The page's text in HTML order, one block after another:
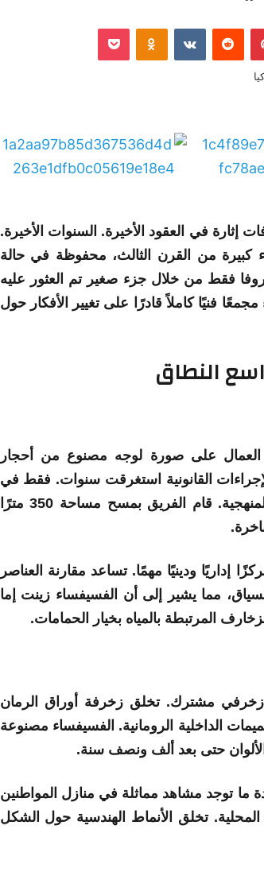
بينتيريست ‏VKontakte
إثارة في العقود الأخيرة. السنوات الأخيرة.
كبيرة من
القرن الثالث، محفوظة في حالة
فقط من خلال جزء صغير تم العثور عليه
فنيًا كاملاً قادرًا على تغيير الأفكار حول
النطاق
صورة لوجه مصنوع من أحجار
القانونية استغرقت سنوات. فقط في
عام 2024 تمكن متحف إزنيق من بدء أعمال التنقيب المنهجية. قام الفريق بمسح مساحة 350 مترًا
إداريًا ودينيًا مهمًا. تساعد مقارنة العناصر
مما يشير إلى أن الفسيفساء زينت إما
المرتبطة بالمياه بخيار الحمامات.
زخرفي مشترك. تخلق زخرفة أوراق الرمان
الداخلية الرومانية. الفسيفساء مصنوعة
حتى بعد ألف ونصف سنة.
ما توجد مشاهد مماثلة في منازل المواطنين
المحلية. تخلق الأنماط الهندسية حول الشكل